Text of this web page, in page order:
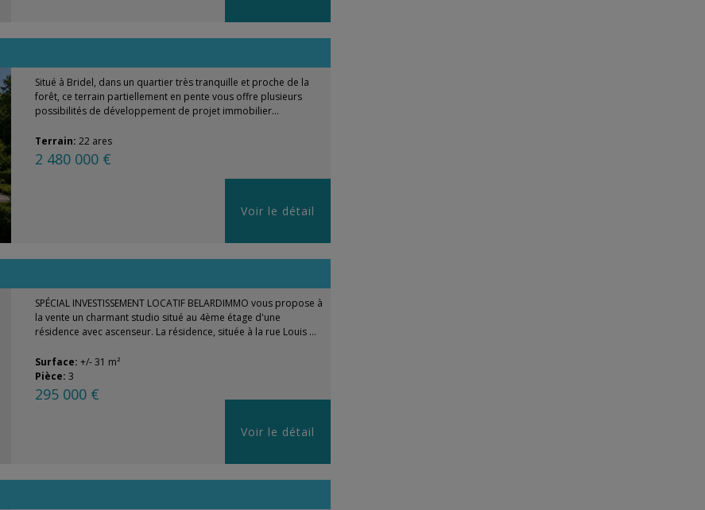
Situé à Bridel, dans un quartier très tranquille et proche de la
forêt, ce terrain partiellement en pente vous offre plusieurs
possibilités de développement de projet immobilier...
Terrain: 22 ares
2 480 000 €
Voir le détail
SPÉCIAL INVESTISSEMENT LOCATIF BELARDIMMO vous propose à
la vente un charmant studio situé au 4ème étage d'une
résidence avec ascenseur. La résidence, située à la rue Louis ...
Surface: +/- 31 m²
Pièce: 3
295 000 €
Voir le détail